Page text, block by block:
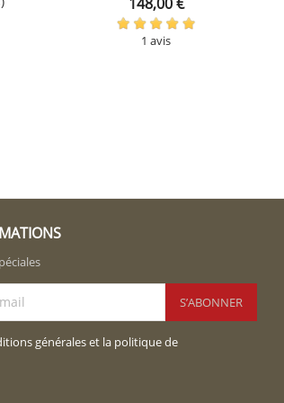
1 avis
générales et la politique de